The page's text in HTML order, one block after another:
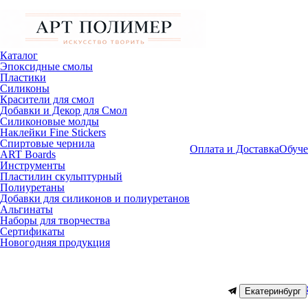
Каталог
Эпоксидные смолы
Пластики
Силиконы
Красители для смол
Добавки и Декор для Смол
Силиконовые молды
Наклейки Fine Stickers
Спиртовые чернила
ART Boards
Инструменты
Пластилин скульптурный
Полиуретаны
Добавки для силиконов и полиуретанов
Альгинаты
Наборы для творчества
Сертификаты
Новогодняя продукция
Оплата и Доставка
Екатеринбург